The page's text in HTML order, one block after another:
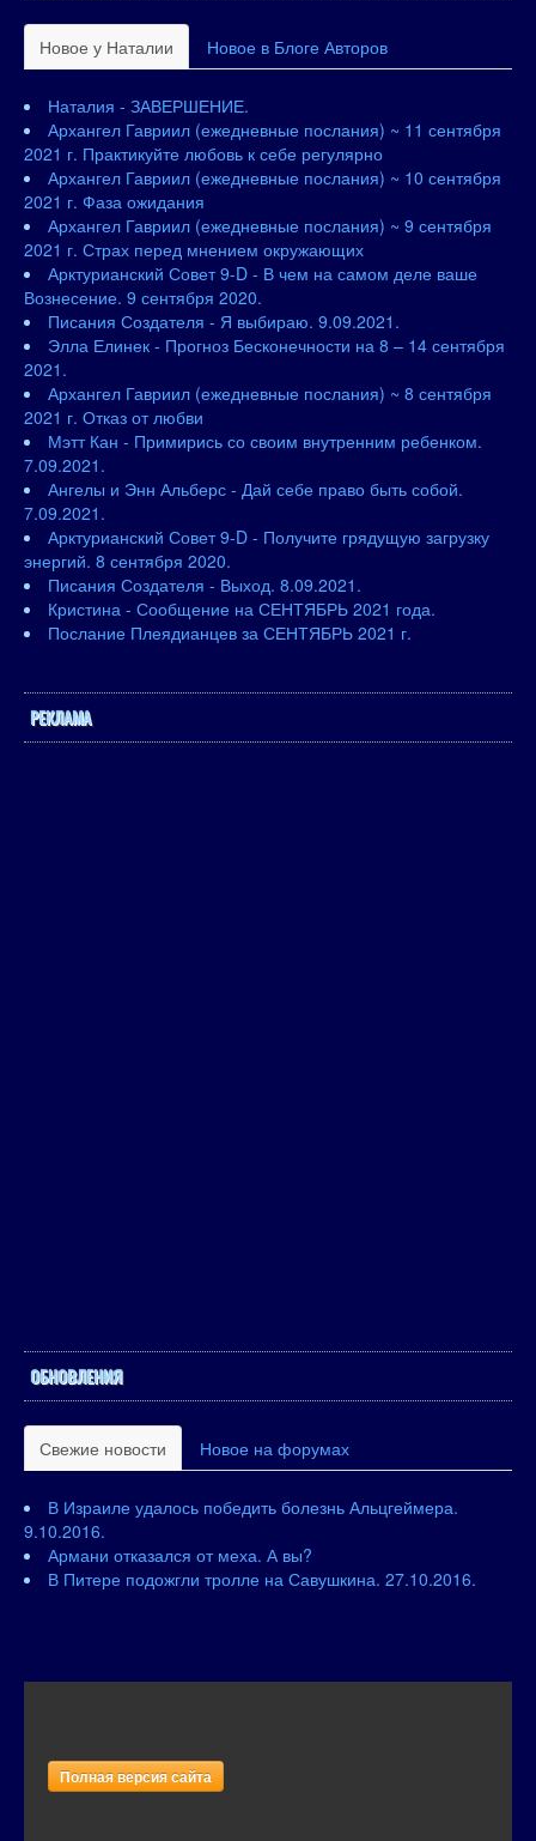
Новое у Наталии Новое в Блоге Авторов
Наталия - ЗАВЕРШЕНИЕ.
Архангел Гавриил (ежедневные послания) ~ 11 сентября
2021 г. Практикуйте любовь к себе регулярно
Архангел Гавриил (ежедневные послания) ~ 10 сентября
2021 г. Фаза ожидания
Архангел Гавриил (ежедневные послания) ~ 9 сентября
2021 г. Страх перед мнением окружающих
Арктурианский Совет 9-D - В чем на самом деле ваше
Вознесение. 9 сентября 2020.
Писания Создателя - Я выбираю. 9.09.2021.
Элла Елинек - Прогноз Бесконечности на 8 – 14 сентября
2021.
Архангел Гавриил (ежедневные послания) ~ 8 сентября
2021 г. Отказ от любви
Мэтт Кан - Примирись со своим внутренним ребенком.
7.09.2021.
Ангелы и Энн Альберс - Дай себе право быть собой.
7.09.2021.
Арктурианский Совет 9-D - Получите грядущую загрузку
энергий. 8 сентября 2020.
Писания Создателя - Выход. 8.09.2021.
Кристина - Сообщение на СЕНТЯБРЬ 2021 года.
Послание Плеядианцев за СЕНТЯБРЬ 2021 г.
РЕКЛАМА
ОБНОВЛЕНИЯ
Свежие новости Новое на форумах
В Израиле удалось победить болезнь Альцгеймера.
9.10.2016.
Армани отказался от меха. А вы?
В Питере подожгли тролле на Савушкина. 27.10.2016.
Полная версия сайта